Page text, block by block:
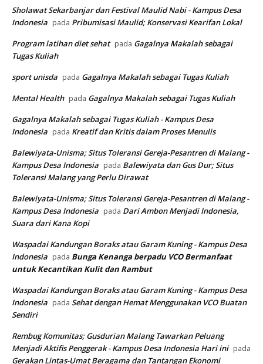
Sholawat Sekarbanjar dan Festival Maulid Nabi - Kampus Desa
Indonesia pada Pribumisasi Maulid; Konservasi Kearifan Lokal
Program latihan diet sehat pada Gagalnya Makalah sebagai
Tugas Kuliah
sport unisda pada Gagalnya Makalah sebagai Tugas Kuliah
Mental Health pada Gagalnya Makalah sebagai Tugas Kuliah
Gagalnya Makalah sebagai Tugas Kuliah - Kampus Desa
Indonesia pada Kreatif dan Kritis dalam Proses Menulis
Balewiyata-Unisma; Situs Toleransi Gereja-Pesantren di Malang -
Kampus Desa Indonesia pada Balewiyata dan Gus Dur; Situs
Toleransi Malang yang Perlu Dirawat
Balewiyata-Unisma; Situs Toleransi Gereja-Pesantren di Malang -
Kampus Desa Indonesia pada Dari Ambon Menjadi Indonesia,
Suara dari Kana Kopi
Waspadai Kandungan Boraks atau Garam Kuning - Kampus Desa
Indonesia pada Bunga Kenanga berpadu VCOBermanfaat
untuk Kecantikan Kulit dan Rambut
Waspadai Kandungan Boraks atau Garam Kuning - Kampus Desa
Indonesia pada Sehat dengan Hemat Menggunakan VCO Buatan
Sendiri
Rembug Komunitas; Gusdurian Malang Tawarkan Peluang
Menjadi Aktifis Penggerak - Kampus Desa Indonesia Hari ini pada
Gerakan Lintas-Umat Beragama dan Tantangan Ekonomi